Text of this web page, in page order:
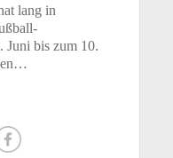
lang in
Juni bis zum 10.